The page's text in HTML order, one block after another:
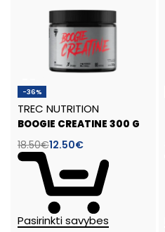
-36%
TREC NUTRITION
BOOGIE CREATINE 300 G
18.50€12.50€
Pasirinkti savybes